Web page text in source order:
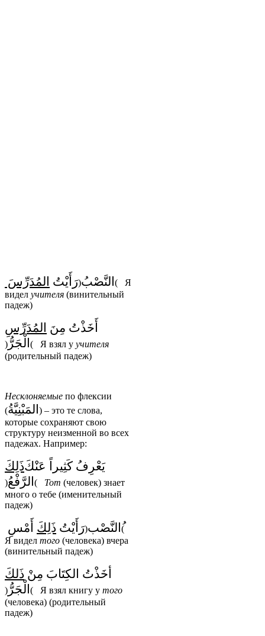
رَأَيْتُ المُدَرِّسَ (النَّصْبُ ) Я
видел учителя (винительный
падеж)
أَخَذْتُ مِنَ المُدَرِّسِ
( الْجَرُّ ) Я взял у учителя
(родительный падеж)
Несклоняемые по флексии
(المَبْنِيَّةُ ) – это те слова,
которые сохраняют свою
структуру неизменной во всех
падежах. Например:
ذَلِكَيَعْرِفُ كَثِيراً عَنْكَ
(الرَّفْعُ ) Тот (человек) знает
много о тебе (именительный
падеж)
رَأَيْتُ ذَلِكَ أَمْسِ (النَّصْب )
Я видел того (человека) вчера
(винительный падеж)
أخَذْتُ الكِتَابَ مِنْ ذَلكَ
( الْجَرُّ ) Я взял книгу у того
(человека) (родительный
падеж)